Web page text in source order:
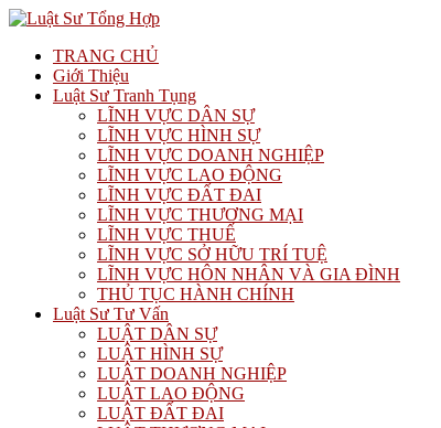
TRANG CHỦ
Giới Thiệu
Luật Sư Tranh Tụng
LĨNH VỰC DÂN SỰ
LĨNH VỰC HÌNH SỰ
LĨNH VỰC DOANH NGHIỆP
LĨNH VỰC LAO ĐỘNG
LĨNH VỰC ĐẤT ĐAI
LĨNH VỰC THƯƠNG MẠI
LĨNH VỰC THUẾ
LĨNH VỰC SỞ HỮU TRÍ TUỆ
LĨNH VỰC HÔN NHÂN VÀ GIA ĐÌNH
THỦ TỤC HÀNH CHÍNH
Luật Sư Tư Vấn
LUẬT DÂN SỰ
LUẬT HÌNH SỰ
LUẬT DOANH NGHIỆP
LUẬT LAO ĐỘNG
LUẬT ĐẤT ĐAI